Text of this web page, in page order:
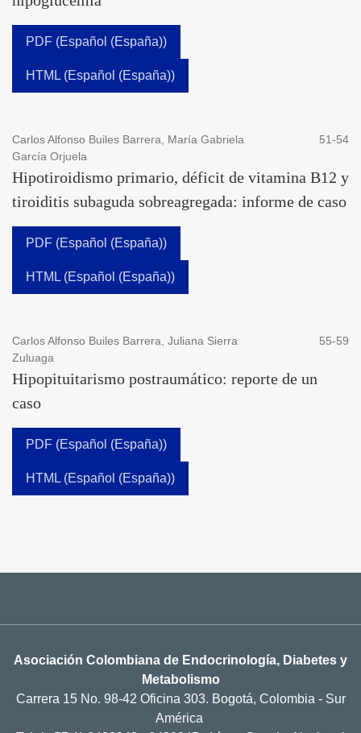
PDF (Español (España))
HTML (Español (España))
Carlos Alfonso Builes Barrera, María Gabriela
García Orjuela
51-54
Hipotiroidismo primario, déficit de vitamina B12 y
tiroiditis subaguda sobreagregada: informe de caso
PDF (Español (España))
HTML (Español (España))
Carlos Alfonso Builes Barrera, Juliana Sierra
Zuluaga
55-59
Hipopituitarismo postraumático: reporte de un
caso
PDF (Español (España))
HTML (Español (España))
Asociación Colombiana de Endocrinología, Diabetes y
Metabolismo
Carrera 15 No. 98-42 Oficina 303. Bogotá, Colombia - Sur
América